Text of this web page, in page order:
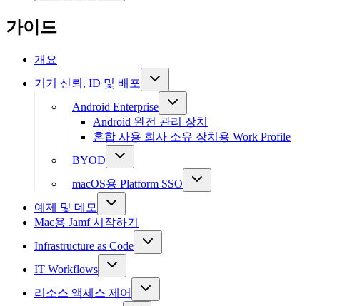
가이드
개요
기기 신뢰, ID 및 배포
Android Enterprise
Android 완전 관리 장치
혼합 사용 회사 소유 장치용 Work Profile
BYOD
macOS용 Platform SSO
예제 및 데모
Mac용 Jamf 시작하기
Infrastructure as Code
IT Workflows
리소스 액세스 제어